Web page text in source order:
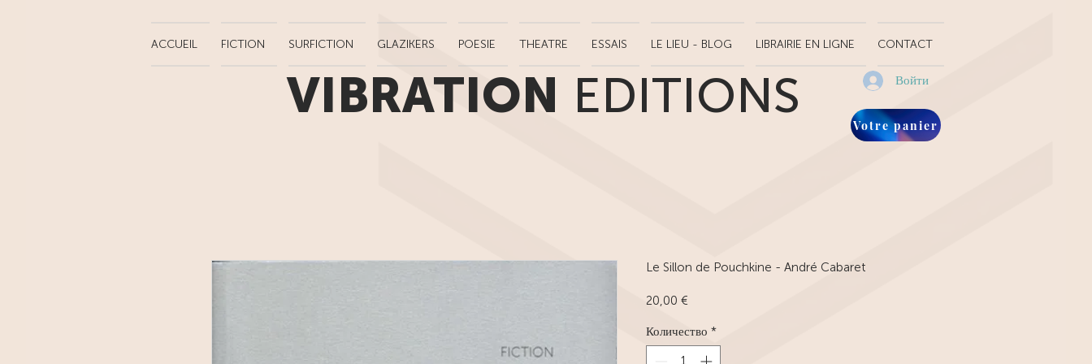
ACCUEIL FICTION SURFICTION GLAZIKERS POESIE THEATRE ESSAIS LE LIEU - BLOG LIBRAIRIE EN LIGNE CONTACT
VIBRATION EDITIONS Войти
Votre panier
Le Sillon de Pouchkine - André Cabaret
20,00 €
Количество *